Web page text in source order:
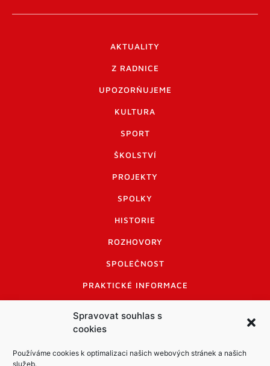
Spravovat souhlas s
cookies
Používáme cookies k optimalizaci našich webových stránek a našich
služeb.
AKTUALITY
Z RADNICE
UPOZORŇUJEME
KULTURA
SPORT
ŠKOLSTVÍ
PROJEKTY
SPOLKY
HISTORIE
ROZHOVORY
SPOLEČNOST
PRAKTICKÉ INFORMACE
INFORMACE A KODEX DISKUTUJÍCÍCH
LOGO A LOGO MANUÁL